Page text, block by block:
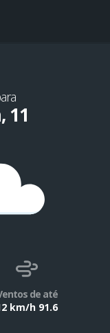
11
de até
km/h 91.6